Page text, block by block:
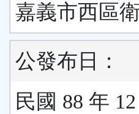
嘉義市西區
公發布日：
民國 88 年